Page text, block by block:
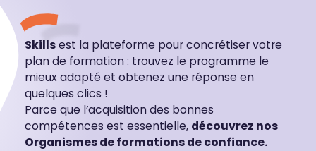
Skillsest la plateforme pour concrétiser votre
plan de formation : trouvez le programme le
mieux adapté et obtenez une réponse en
quelques clics !
Parce que l’acquisition des bonnes
compétences est essentielle, découvrez nos
Organismes de formations de confiance.